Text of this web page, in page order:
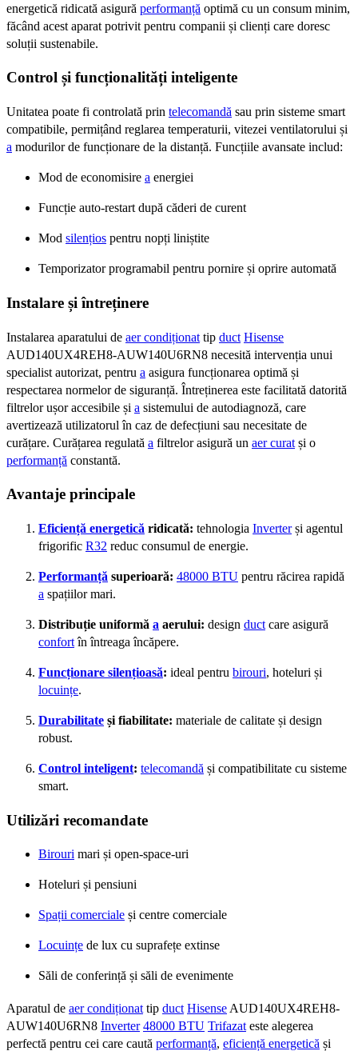
energetică ridicată asigură performanță optimă cu un consum minim,
făcând acest aparat potrivit pentru companii și clienți care doresc
soluții sustenabile.
Control și funcționalități inteligente
Unitatea poate fi controlată prin telecomandă sau prin sisteme smart
compatibile, permițând reglarea temperaturii, vitezei ventilatorului și
a modurilor de funcționare de la distanță. Funcțiile avansate includ:
Mod de economisire a energiei
Funcție auto-restart după căderi de curent
Mod silențios pentru nopți liniștite
Temporizator programabil pentru pornire și oprire automată
Instalare și întreținere
Instalarea aparatului de aer condiționat tip duct Hisense
AUD140UX4REH8-AUW140U6RN8 necesită intervenția unui
specialist autorizat, pentru a asigura funcționarea optimă și
respectarea normelor de siguranță. Întreținerea este facilitată datorită
filtrelor ușor accesibile și a sistemului de autodiagnoză, care
avertizează utilizatorul în caz de defecțiuni sau necesitate de
curățare. Curățarea regulată a filtrelor asigură un aer curat și o
performanță constantă.
Avantaje principale
Eficiență energetică ridicată: tehnologia Inverterși agentul
frigorific R32 reduc consumul de energie.
Performanță superioară: 48000 BTU pentru răcirea rapidă
a spațiilor mari.
Distribuție uniformă a aerului: design duct care asigură
confortîn întreaga încăpere.
Funcționare silențioasă: ideal pentru birouri, hoteluri și
locuințe.
Durabilitate și fiabilitate: materiale de calitate și design
robust.
Control inteligent: telecomandă și compatibilitate cu sisteme
smart.
Utilizări recomandate
Birouri mari și open-space-uri
Hoteluri și pensiuni
Spații comerciale și centre comerciale
Locuințe de lux cu suprafețe extinse
Săli de conferință și săli de evenimente
Aparatul de aer condiționat tip duct Hisense AUD140UX4REH8-
AUW140U6RN8 Inverter 48000 BTU Trifazat este alegerea
perfectă pentru cei care caută performanță, eficiență energetică și